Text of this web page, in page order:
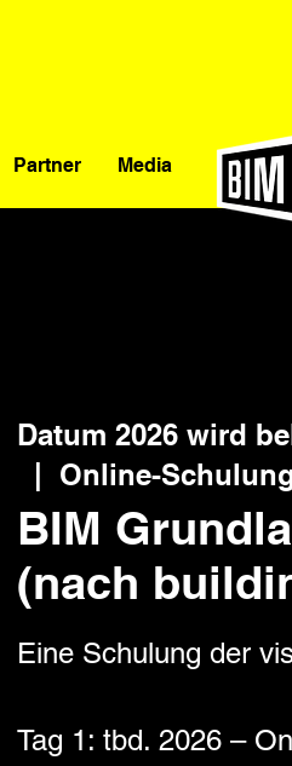
Partner Media
Datum 2026 wird
Online-
BIM
(nach
Eine Schulung der
Tag 1: tbd. 2026 –